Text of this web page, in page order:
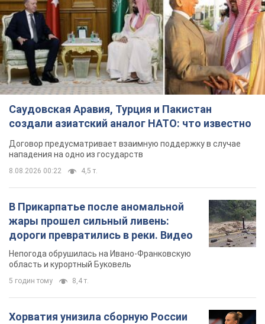
Саудовская Аравия, Турция и Пакистан
создали азиатский аналог НАТО: что известно
Договор предусматривает взаимную поддержку в случае
нападения на одно из государств
8.08.2026 00:22 4,5 т.
В Прикарпатье после аномальной
жары прошел сильный ливень:
дороги превратились в реки. Видео
Непогода обрушилась на Ивано-Франковскую
область и курортный Буковель
5 годин тому 8,4 т.
Хорватия унизила сборную России